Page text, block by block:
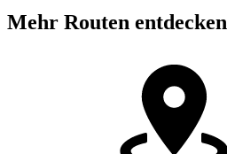
Mehr Routen entdecken